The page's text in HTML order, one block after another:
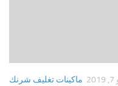
ماكينات تغليف شرنك